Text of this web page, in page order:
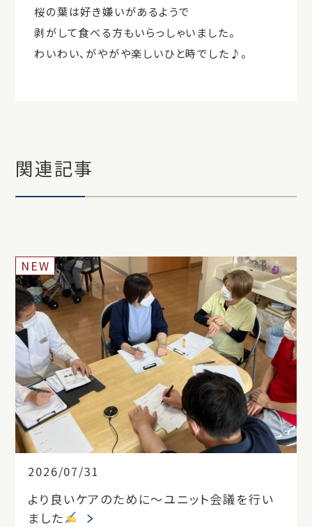
桜の葉は好き嫌いがあるようで
剥がして食べる方もいらっしゃいました。
わいわい、がやがや楽しいひと時でした♪。
関連記事
2026/07/31
NEW
より良いケアのために～ユニット会議を行い
ました